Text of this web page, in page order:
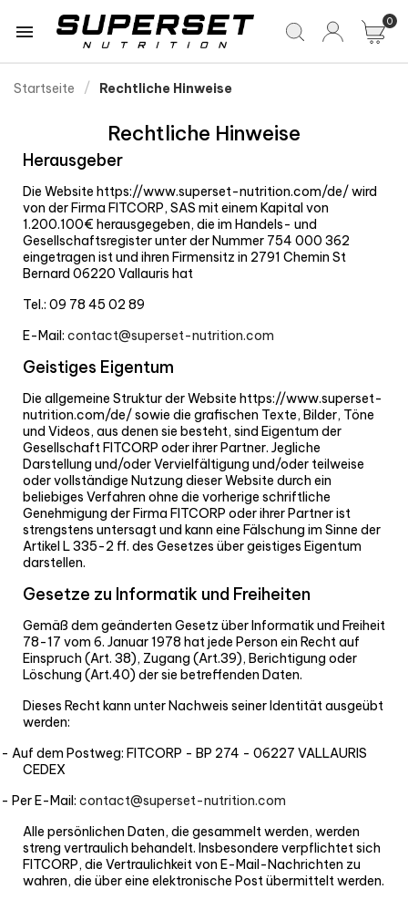
 0
Startseite Rechtliche Hinweise
Rechtliche Hinweise
Herausgeber
Die Website https://www.superset-nutrition.com/de/ wird
von der Firma FITCORP, SAS mit einem Kapital von
1.200.100€ herausgegeben, die im Handels- und
Gesellschaftsregister unter der Nummer 754 000 362
eingetragen ist und ihren Firmensitz in 2791 Chemin St
Bernard 06220 Vallauris hat
Tel.: 09 78 45 02 89
E-Mail: contact@superset-nutrition.com
Geistiges Eigentum
Die allgemeine Struktur der Website https://www.superset-
nutrition.com/de/ sowie die grafischen Texte, Bilder, Töne
und Videos, aus denen sie besteht, sind Eigentum der
Gesellschaft FITCORP oder ihrer Partner. Jegliche
Darstellung und/oder Vervielfältigung und/oder teilweise
oder vollständige Nutzung dieser Website durch ein
beliebiges Verfahren ohne die vorherige schriftliche
Genehmigung der Firma FITCORP oder ihrer Partner ist
strengstens untersagt und kann eine Fälschung im Sinne der
Artikel L 335-2 ff. des Gesetzes über geistiges Eigentum
darstellen.
Gesetze zu Informatik und Freiheiten
Gemäß dem geänderten Gesetz über Informatik und Freiheit
78-17 vom 6. Januar 1978 hat jede Person ein Recht auf
Einspruch (Art. 38), Zugang (Art.39), Berichtigung oder
Löschung (Art.40) der sie betreffenden Daten.
Dieses Recht kann unter Nachweis seiner Identität ausgeübt
werden:
- Auf dem Postweg: FITCORP - BP 274 - 06227 VALLAURIS
CEDEX
- Per E-Mail: contact@superset-nutrition.com
Alle persönlichen Daten, die gesammelt werden, werden
streng vertraulich behandelt. Insbesondere verpflichtet sich
FITCORP, die Vertraulichkeit von E-Mail-Nachrichten zu
wahren, die über eine elektronische Post übermittelt werden.